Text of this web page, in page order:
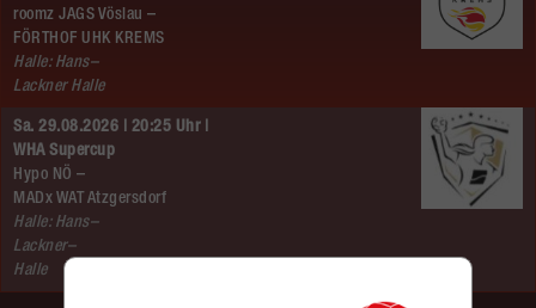
roomz JAGS Vöslau –
FÖRTHOF UHK KREMS
Halle: Hans–
Lackner Halle
Sa. 29.08.2026 | 20:25 Uhr |
WHA Supercup
Hypo NÖ –
MADx WAT Atzgersdorf
Halle: Hans–
Lackner–
Halle